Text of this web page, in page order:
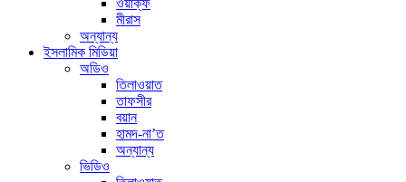
ওয়াক্ফ
মীরাস
অন্যান্য
ইসলামিক মিডিয়া
অডিও
তিলাওয়াত
তাফসীর
বয়ান
হামদ-না’ত
অন্যান্য
ভিডিও